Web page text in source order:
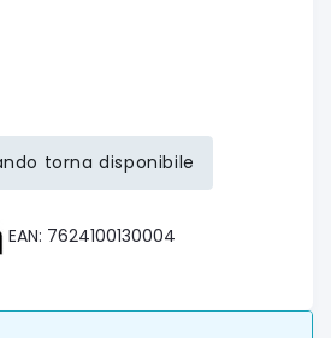
torna disponibile
EAN: 7624100130004